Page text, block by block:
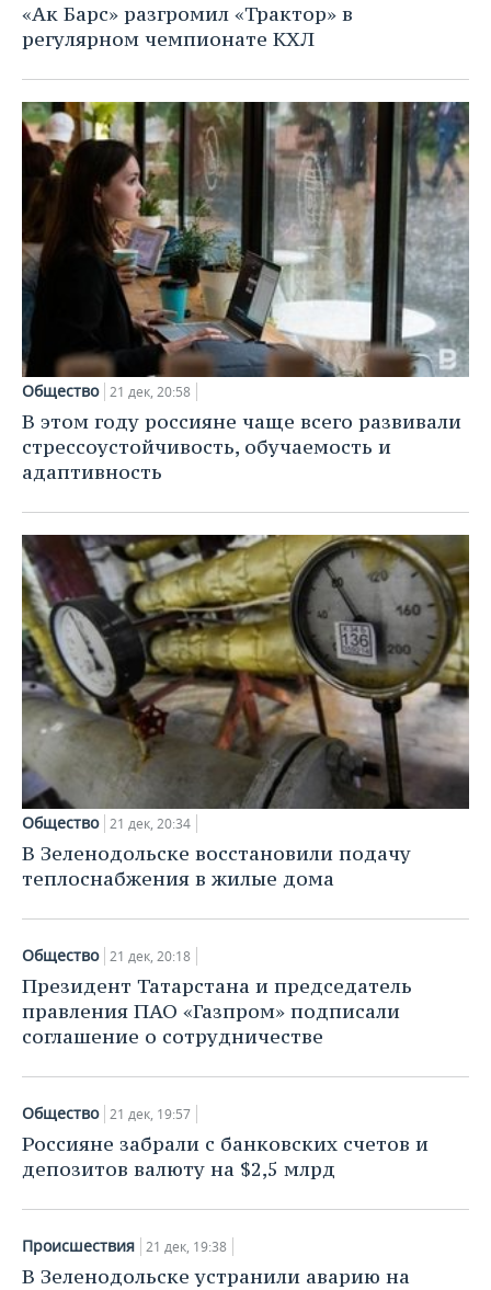
«Ак Барс» разгромил «Трактор» в
регулярном чемпионате КХЛ
Общество 21 дек, 20:58
В этом году россияне чаще всего развивали
стрессоустойчивость, обучаемость и
адаптивность
Общество 21 дек, 20:34
В Зеленодольске восстановили подачу
теплоснабжения в жилые дома
Общество 21 дек, 20:18
Президент Татарстана и председатель
правления ПАО «Газпром» подписали
соглашение о сотрудничестве
Общество 21 дек, 19:57
Россияне забрали с банковских счетов и
депозитов валюту на $2,5 млрд
Происшествия 21 дек, 19:38
В Зеленодольске устранили аварию на